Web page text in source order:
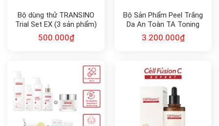
Bộ dùng thử TRANSINO
Trial Set EX (3 sản phẩm)
dưỡng trắng da
500.000₫
Bộ Sản Phẩm Peel Trắng
Da An Toàn TA Toning
Peel Kit Combo 6 Cell
Fusion C
3.200.000₫